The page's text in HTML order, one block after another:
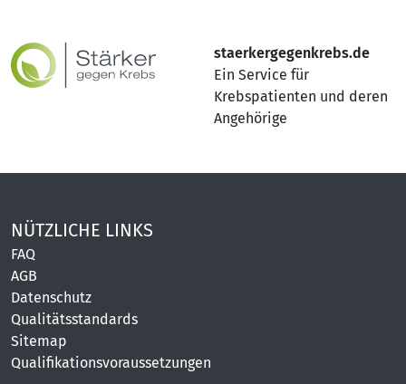
staerkergegenkrebs.de
Ein Service für
Krebspatienten und deren
Angehörige
NÜTZLICHE LINKS
FAQ
AGB
Datenschutz
Qualitätsstandards
Sitemap
Qualifikationsvoraussetzungen